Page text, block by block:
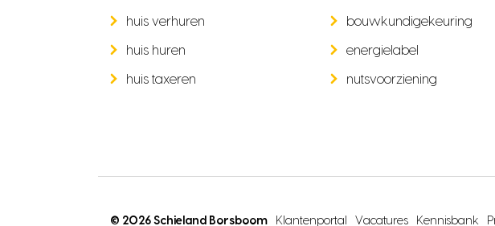
huis verhuren
huis huren
huis taxeren
bouwkundigekeuring
energielabel
nutsvoorziening
© 2026 Schieland Borsboom Klantenportal Vacatures Kennisbank